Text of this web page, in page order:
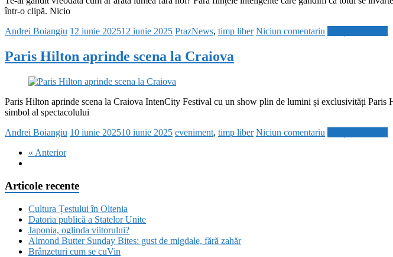
într-o clipă. Nicio
Andrei Boiangiu 12 iunie 202512 iunie 2025 PrazNews, timp liber Niciun comentariu
Paris Hilton aprinde scena la Craiova
Paris Hilton aprinde scena la Craiova IntenCity Festival cu un show plin de lumini și exclusivități
simbol al spectacolului
Andrei Boiangiu 10 iunie 202510 iunie 2025 eveniment, timp liber Niciun comentariu
« Anterior
Articole recente
Cultura Țestului în Oltenia
Datoria publică a Statelor Unite
Japonia, oglinda viitorului?
Almond Butter Sunday Bites: gust de migdale, fără zahăr
Brânzeturi cum se cuVin